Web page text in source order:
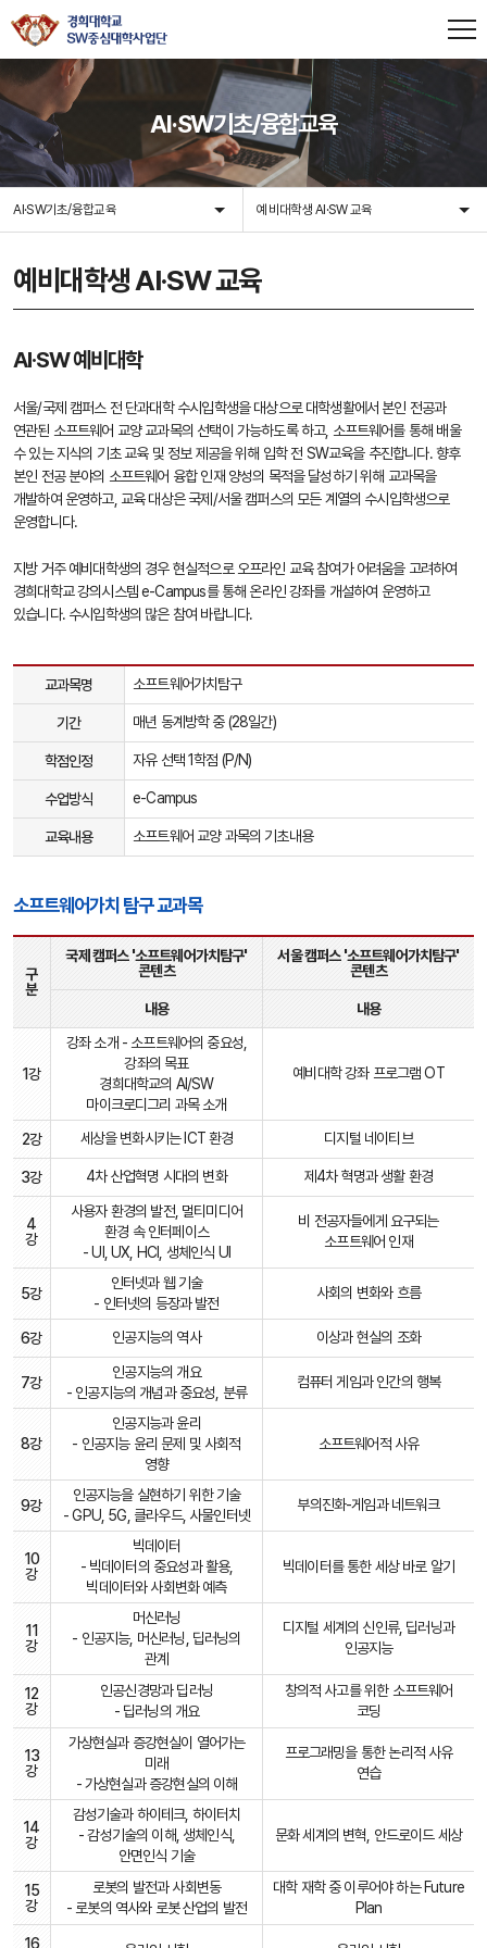
AI·SW기초/융합교육
AI·SW기초/융합교육 예비대학생 AI·SW 교육
예비대학생 AI·SW 교육
AI·SW 예비대학
서울/국제 캠퍼스 전 단과대학 수시입학생을 대상으로 대학생활에서 본인 전공과
연관된 소프트웨어 교양 교과목의 선택이 가능하도록 하고, 소프트웨어를 통해 배울
수 있는 지식의 기초 교육 및 정보 제공을 위해 입학 전 SW교육을 추진합니다. 향후
본인 전공 분야의 소프트웨어 융합 인재 양성의 목적을 달성하기 위해 교과목을
개발하여 운영하고, 교육 대상은 국제/서울 캠퍼스의 모든 계열의 수시입학생으로
운영합니다.
지방 거주 예비대학생의 경우 현실적으로 오프라인 교육 참여가 어려움을 고려하여
경희대학교 강의시스템 e-Campus를 통해 온라인 강좌를 개설하여 운영하고
있습니다. 수시입학생의 많은 참여 바랍니다.
AI·SW
비
e-
Campus
교
교과목명 소프트웨어가치탐구
기간 매년 동계방학 중 (28일간)
학점인정 자유 선택 1학점 (P/N)
수업방식 e-Campus
교육내용 소프트웨어 교양 과목의 기초내용
소프트웨어가치 탐구 교과목
소
트
웨
치
교
표
구
분
국제 캠퍼스 '소프트웨어가치탐구'
콘텐츠
서울 캠퍼스 '소프트웨어가치탐구'
콘텐츠
내용 내용
1강
강좌 소개 - 소프트웨어의 중요성,
강좌의 목표
경희대학교의 AI/SW
마이크로디그리 과목 소개
예비대학 강좌 프로그램 OT
2강 세상을 변화시키는 ICT 환경 디지털 네이티브
3강 4차 산업혁명 시대의 변화 제4차 혁명과 생활 환경
4
강
사용자 환경의 발전, 멀티미디어
환경 속 인터페이스
- UI, UX, HCI, 생체인식 UI
비 전공자들에게 요구되는
소프트웨어 인재
5강
인터넷과 웹 기술
- 인터넷의 등장과 발전
사회의 변화와 흐름
6강 인공지능의 역사 이상과 현실의 조화
7강
인공지능의 개요
- 인공지능의 개념과 중요성, 분류
컴퓨터 게임과 인간의 행복
8강
인공지능과 윤리
- 인공지능 윤리 문제 및 사회적
영향
소프트웨어적 사유
9강
인공지능을 실현하기 위한 기술
- GPU, 5G, 클라우드, 사물인터넷
부의진화-게임과 네트워크
10
강
빅데이터
- 빅데이터의 중요성과 활용,
빅데이터와 사회변화 예측
빅데이터를 통한 세상 바로 알기
11
강
머신러닝
- 인공지능, 머신러닝, 딥러닝의
관계
디지털 세계의 신인류, 딥러닝과
인공지능
12
강
인공신경망과 딥러닝
- 딥러닝의 개요
창의적 사고를 위한 소프트웨어
코딩
13
강
가상현실과 증강현실이 열어가는
미래
- 가상현실과 증강현실의 이해
프로그래밍을 통한 논리적 사유
연습
14
강
감성기술과 하이테크, 하이터치
- 감성기술의 이해, 생체인식,
안면인식 기술
문화 세계의 변혁, 안드로이드 세상
15
강
로봇의 발전과 사회변동
- 로봇의 역사와 로봇 산업의 발전
대학 재학 중 이루어야 하는 Future
Plan
16